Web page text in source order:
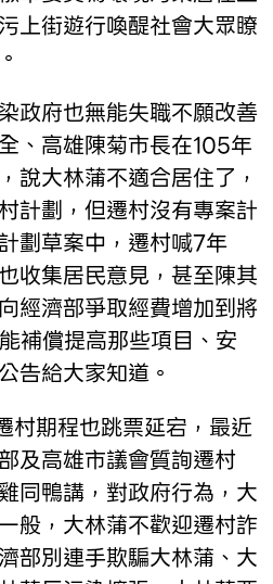
上街遊行喚醍社會大眾瞭
政府也無能失職不願改善
、高雄陳菊市長在105年
說大林蒲不適合居住了，
計劃，但遷村沒有專案計
劃草案中，遷村喊7年
收集居民意見，甚至陳其
經濟部爭取經費增加到將
補償提高那些項目、安
告給大家知道。
村期程也跳票延宕，最近
及高雄市議會質詢遷村
同鴨講，對政府行為，大
般，大林蒲不歡迎遷村詐
部別連手欺騙大林蒲、大